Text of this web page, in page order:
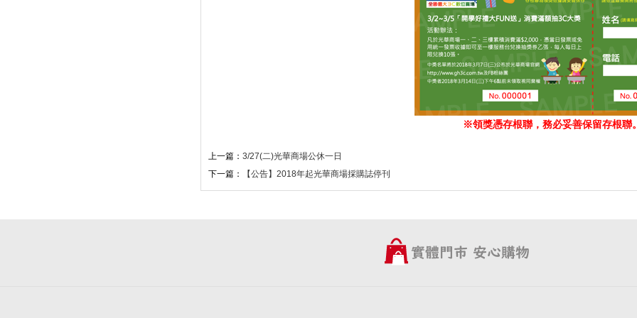
※領獎憑存根聯，務必妥善保留存根聯
上一篇： 3/27(二)光華商場公休一日
下一篇：
【公告】2018年起光華商場採購誌停刊